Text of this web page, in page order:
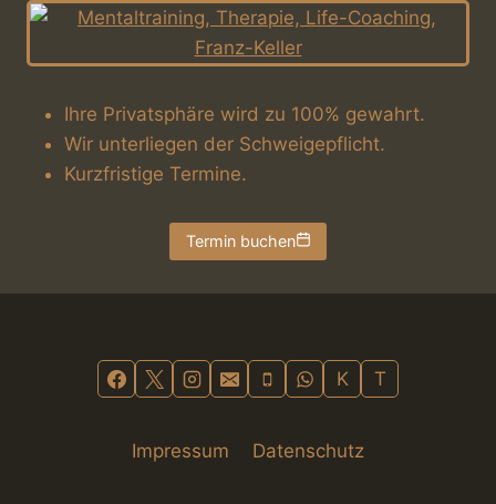
Ihre Privatsphäre wird zu 100% gewahrt.
Wir unterliegen der Schweigepflicht.
Kurzfristige Termine.
Termin buchen
K T
Impressum Datenschutz